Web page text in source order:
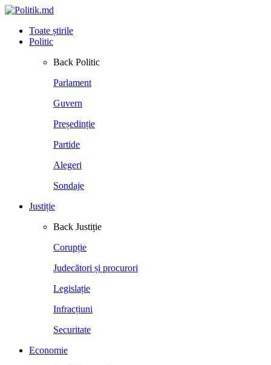
Toate știrile
Politic
Back Politic
Parlament
Guvern
Președinție
Partide
Alegeri
Sondaje
Justiție
Back Justiție
Corupție
Judecători și procurori
Legislație
Infracțiuni
Securitate
Economie